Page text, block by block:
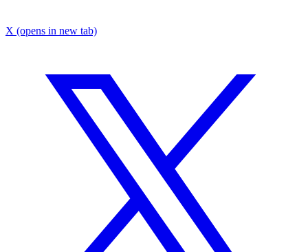
X (opens in new tab)